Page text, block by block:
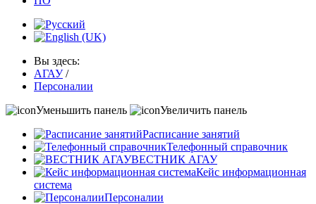
Вы здесь:
АГАУ /
Персоналии
Уменьшить панель
Увеличить панель
Расписание занятий
Телефонный справочник
ВЕСТНИК АГАУ
Кейс информационная
система
Персоналии